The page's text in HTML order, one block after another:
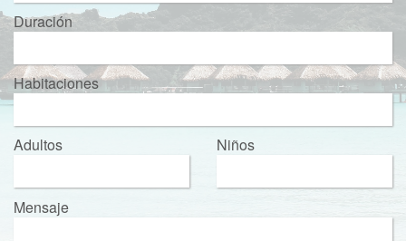
Duración
Habitaciones
Adultos Niños
Mensaje